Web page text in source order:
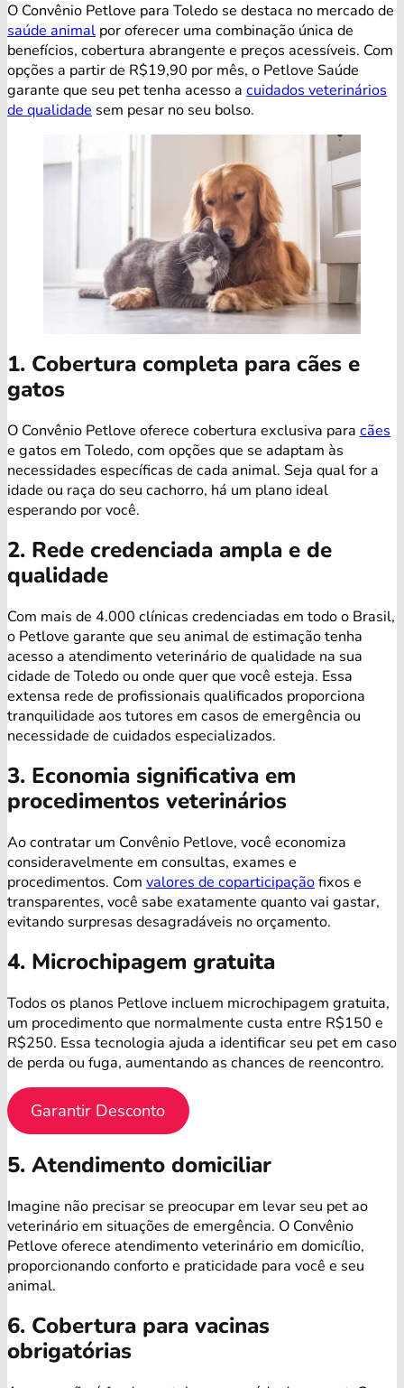
O Convênio Petlove para Toledo se destaca no mercado de
saúde animal por oferecer uma combinação única de
benefícios, cobertura abrangente e preços acessíveis. Com
opções a partir de R$19,90 por mês, o Petlove Saúde
garante que seu pet tenha acesso a cuidados veterinários
de qualidade sem pesar no seu bolso.
1. Cobertura completa para cães e
gatos
O Convênio Petlove oferece cobertura exclusiva para cães
e gatos em Toledo, com opções que se adaptam às
necessidades específicas de cada animal. Seja qual for a
idade ou raça do seu cachorro, há um plano ideal
esperando por você.
2. Rede credenciada ampla e de
qualidade
Com mais de 4.000 clínicas credenciadas em todo o Brasil,
o Petlove garante que seu animal de estimação tenha
acesso a atendimento veterinário de qualidade na sua
cidade de Toledo ou onde quer que você esteja. Essa
extensa rede de profissionais qualificados proporciona
tranquilidade aos tutores em casos de emergência ou
necessidade de cuidados especializados.
3. Economia significativa em
procedimentos veterinários
Ao contratar um Convênio Petlove, você economiza
consideravelmente em consultas, exames e
procedimentos. Com valores de coparticipaçãofixos e
transparentes, você sabe exatamente quanto vai gastar,
evitando surpresas desagradáveis no orçamento.
4. Microchipagem gratuita
Todos os planos Petlove incluem microchipagem gratuita,
um procedimento que normalmente custa entre R$150 e
R$250. Essa tecnologia ajuda a identificar seu pet em caso
de perda ou fuga, aumentando as chances de reencontro.
Garantir Desconto
5. Atendimento domiciliar
Imagine não precisar se preocupar em levar seu pet ao
veterinário em situações de emergência. O Convênio
Petlove oferece atendimento veterinário em domicílio,
proporcionando conforto e praticidade para você e seu
animal.
6. Cobertura para vacinas
obrigatórias